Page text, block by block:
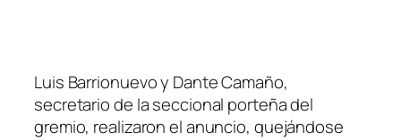
Luis Barrionuevo y Dante Camaño,
secretario de la seccional porteña del
gremio, realizaron el anuncio, quejándose